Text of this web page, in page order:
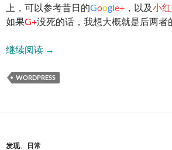
上，可以参考昔日的Google+ ，以及小
如果G+没死的话，我想大概就是后两者
继续阅读[随想] WordPress的帖子格式
→
WORDPRESS
发现、 日常